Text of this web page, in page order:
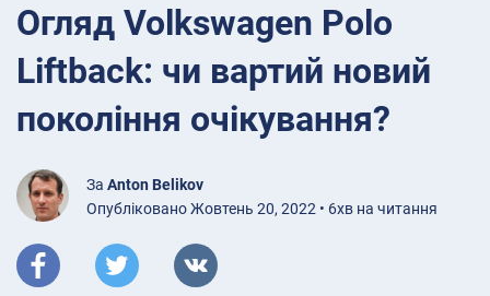
Огляд Volkswagen Polo
Liftback: чи вартий новий
покоління очікування?
За Anton Belikov
Опубліковано Жовтень 20, 2022 • 6хв на читання